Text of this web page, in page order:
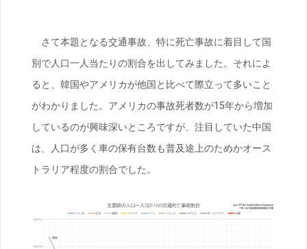
さて本題となる交通事故、特に死亡事故に着目して国
別で人口一人当たりの割合を出してみました。それによ
ると、韓国やアメリカが他国と比べて際立って多いこと
がわかりました。アメリカの事故死者数が15年から増加
しているのが興味深いところですが、注目していた中国
は、人口が多く車の保有台数も普及途上のためかオース
トラリア程度の割合でした。